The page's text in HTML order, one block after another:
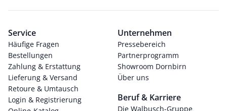
Service
Häufige Fragen
Bestellungen
Zahlung & Erstattung
Lieferung & Versand
Retoure & Umtausch
Login & Registrierung
Unternehmen
Pressebereich
Partnerprogramm
Showroom Dornbirn
Über uns
Beruf & Karriere
Die Walbusch-Gruppe